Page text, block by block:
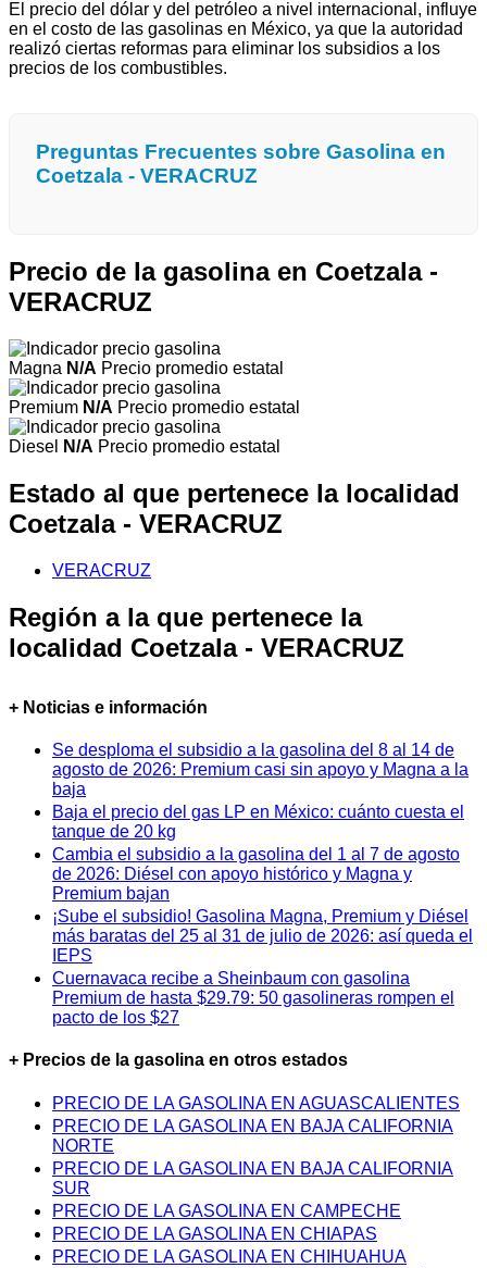
El precio del dólar y del petróleo a nivel internacional, influye
en el costo de las gasolinas en México, ya que la autoridad
realizó ciertas reformas para eliminar los subsidios a los
precios de los combustibles.
Preguntas Frecuentes sobre Gasolina en
Coetzala - VERACRUZ
Precio de la gasolina en Coetzala -
VERACRUZ
Magna N/A Precio promedio estatal
Premium N/A Precio promedio estatal
Diesel N/A Precio promedio estatal
Estado al que pertenece la localidad
Coetzala - VERACRUZ
VERACRUZ
Región a la que pertenece la
localidad Coetzala - VERACRUZ
+ Noticias e información
Se desploma el subsidio a la gasolina del 8 al 14 de
agosto de 2026: Premium casi sin apoyo y Magna a la
baja
Baja el precio del gas LP en México: cuánto cuesta el
tanque de 20 kg
Cambia el subsidio a la gasolina del 1 al 7 de agosto
de 2026: Diésel con apoyo histórico y Magna y
Premium bajan
¡Sube el subsidio! Gasolina Magna, Premium y Diésel
más baratas del 25 al 31 de julio de 2026: así queda el
IEPS
Cuernavaca recibe a Sheinbaum con gasolina
Premium de hasta $29.79: 50 gasolineras rompen el
pacto de los $27
+ Precios de la gasolina en otros estados
PRECIO DE LA GASOLINA EN AGUASCALIENTES
PRECIO DE LA GASOLINA EN BAJA CALIFORNIA
NORTE
PRECIO DE LA GASOLINA EN BAJA CALIFORNIA
SUR
PRECIO DE LA GASOLINA EN CAMPECHE
PRECIO DE LA GASOLINA EN CHIAPAS
PRECIO DE LA GASOLINA EN CHIHUAHUA